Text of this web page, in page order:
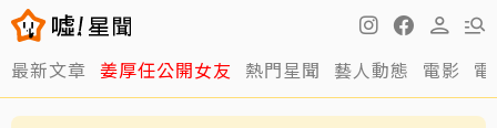
最新文章 姜厚任公開女友 熱門星聞 藝人動態 電影
黃明志二舅孤身死在新加坡！遺體一週後才被發
現 曝奉獻異鄉40年人生